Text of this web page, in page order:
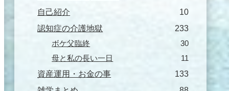
自己紹介
10
認知症の介護地獄
233
ボケ父臨終
30
母と私の長い一日
11
資産運用・お金の事
133